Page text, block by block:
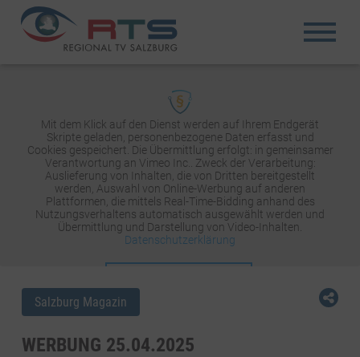
Mit dem Klick auf den Dienst werden auf Ihrem Endgerät
Skripte geladen, personenbezogene Daten erfasst und
Cookies gespeichert. Die Übermittlung erfolgt: in gemeinsamer
Verantwortung an Vimeo Inc.. Zweck der Verarbeitung:
Auslieferung von Inhalten, die von Dritten bereitgestellt
werden, Auswahl von Online-Werbung auf anderen
Plattformen, die mittels Real-Time-Bidding anhand des
Nutzungsverhaltens automatisch ausgewählt werden und
Übermittlung und Darstellung von Video-Inhalten.
Datenschutzerklärung
Salzburg Magazin
WERBUNG 25.04.2025